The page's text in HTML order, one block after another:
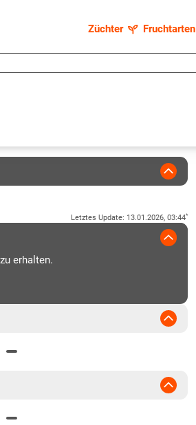
Züchter Fruchtarten
Letztes Update: 13.01.2026, 03:44*
erhalten.